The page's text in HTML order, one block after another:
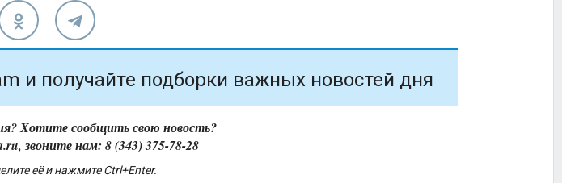
и получайте подборки важных новостей дня
Хотите сообщить свою новость?
звоните нам: 8 (343) 375-78-28
её и нажмите Ctrl+Enter.